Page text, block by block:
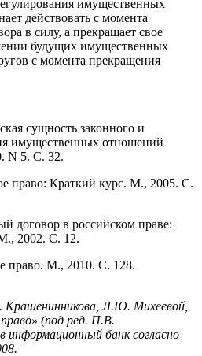
имущественных
действовать с момента
в силу, а прекращает свое
будущих имущественных
с момента прекращения
сущность законного и
имущественных отношений
N 5. С. 32.
право: Краткий курс. М., 2005. С.
договор в российском праве:
2002. С. 12.
право. М., 2010. С. 128.
Крашенинникова, Л.Ю. Михеевой,
(под ред. П.В.
информационный банк согласно